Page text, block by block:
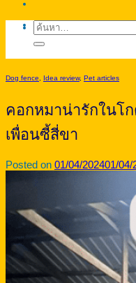
ค้นหา:
Dog fence, Idea review, Pet articles
คอกหมาน่ารักในโ
เพื่อนซี้สี่ขา
Posted on 01/04/202401/04/